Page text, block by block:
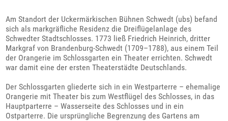
Am Standort der Uckermärkischen Bühnen Schwedt (ubs) befand
sich als markgräfliche Residenz die Dreiflügelanlage des
Schwedter Stadtschlosses. 1773 ließ Friedrich Heinrich, dritter
Markgraf von Brandenburg-Schwedt (1709–1788), aus einem Teil
der Orangerie im Schlossgarten ein Theater errichten. Schwedt
war damit eine der ersten Theaterstädte Deutschlands.
Der Schlossgarten gliederte sich in ein Westparterre – ehemalige
Orangerie mit Theater bis zum Westflügel des Schlosses, in das
Hauptparterre – Wasserseite des Schlosses und in ein
Ostparterre. Die ursprüngliche Begrenzung des Gartens am